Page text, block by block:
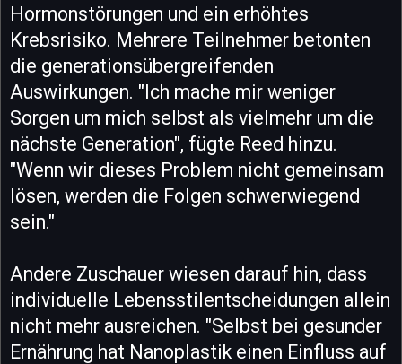
Hormonstörungen und ein erhöhtes
Krebsrisiko. Mehrere Teilnehmer betonten
die generationsübergreifenden
Auswirkungen. "Ich mache mir weniger
Sorgen um mich selbst als vielmehr um die
nächste Generation", fügte Reed hinzu.
"Wenn wir dieses Problem nicht gemeinsam
lösen, werden die Folgen schwerwiegend
sein."
Andere Zuschauer wiesen darauf hin, dass
individuelle Lebensstilentscheidungen allein
nicht mehr ausreichen. "Selbst bei gesunder
Ernährung hat Nanoplastik einen Einfluss auf